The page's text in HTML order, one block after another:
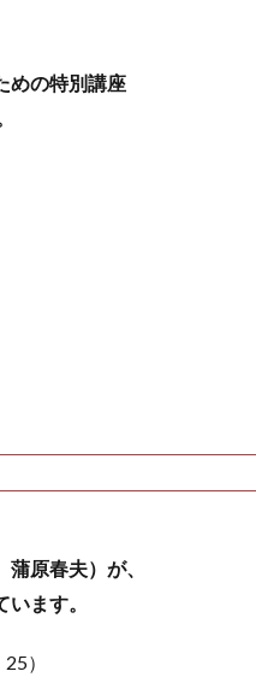
めの特別講座
原春夫）が、
ます。
）